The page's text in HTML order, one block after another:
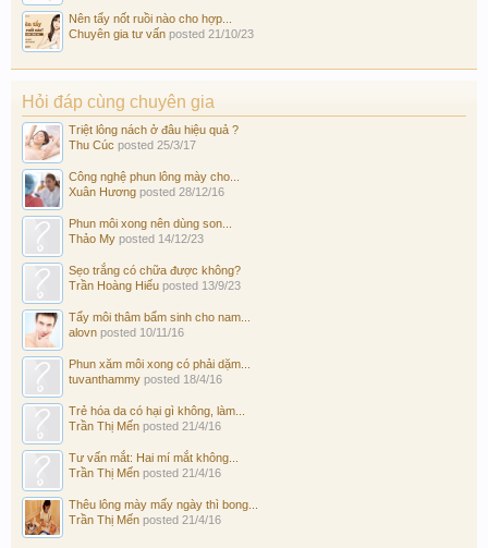
Nên tẩy nốt ruồi nào cho hợp...
Chuyên gia tư vấn posted 21/10/23
Hỏi đáp cùng chuyên gia
Triệt lông nách ở đâu hiệu quả ?
Thu Cúc posted 25/3/17
Công nghệ phun lông mày cho...
Xuân Hương posted 28/12/16
Phun môi xong nên dùng son...
Thảo My posted 14/12/23
Sẹo trắng có chữa được không?
Trần Hoàng Hiếu posted 13/9/23
Tẩy môi thâm bẩm sinh cho nam...
alovn posted 10/11/16
Phun xăm môi xong có phải dặm...
tuvanthammy posted 18/4/16
Trẻ hóa da có hại gì không, làm...
Trần Thị Mến posted 21/4/16
Tư vấn mắt: Hai mí mắt không...
Trần Thị Mến posted 21/4/16
Thêu lông mày mấy ngày thì bong...
Trần Thị Mến posted 21/4/16